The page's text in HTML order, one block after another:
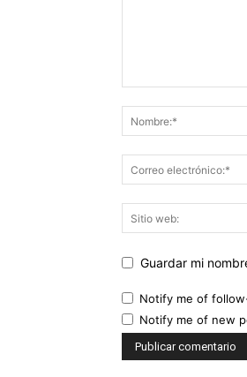
Guardar mi
Notify me of
Notify me of new